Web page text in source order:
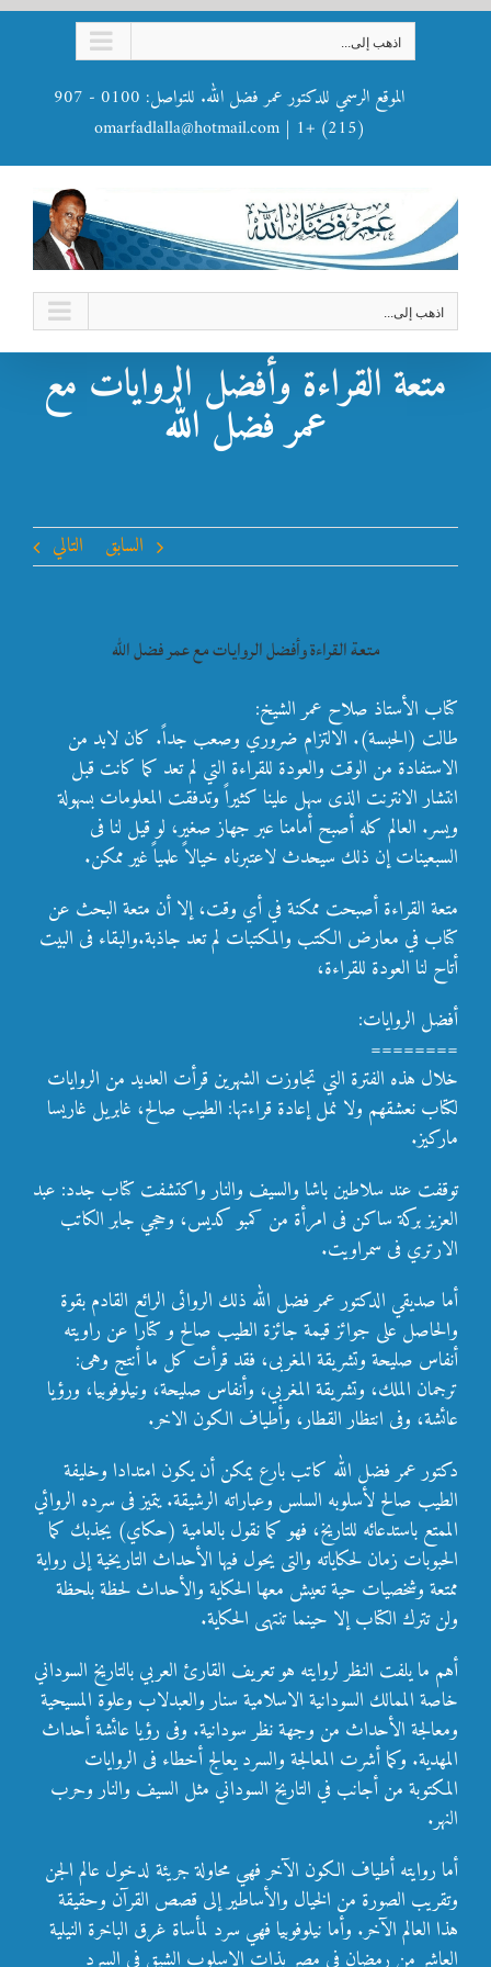
اذهب إلى...
الموقع الرسمي للدكتور عمر فضل الله. للتواصل: 0100 - 907
(215) +1
|
omarfadlalla@hotmail.com
اذهب إلى...
متعة القراءة وأفضل الروايات مع
عمر فضل الله
السابق التالي
متعة القراءة وأفضل الروايات مع عمر فضل الله
كتاب الأستاذ صلاح عمر الشيخ:
طالت (الحبسة). الالتزام ضروري وصعب جداً. كان لابد من
الاستفادة من الوقت والعودة للقراءة التي لم تعد كما كانت قبل
انتشار الانترنت الذى سهل علينا كثيراً وتدفقت المعلومات بسهولة
ويسر. العالم كله أصبح أمامنا عبر جهاز صغير، لو قيل لنا فى
السبعينات إن ذلك سيحدث لاعتبرناه خيالاً علمياً غير ممكن.
متعة القراءة أصبحت ممكنة في أي وقت، إلا أن متعة البحث عن
كتاب في معارض الكتب والمكتبات لم تعد جاذبة.والبقاء فى البيت
أتاح لنا العودة للقراءة،
أفضل الروايات:
========
خلال هذه الفترة التي تجاوزت الشهرين قرأت العديد من الروايات
لكتاب نعشقهم ولا نمل إعادة قراءتها: الطيب صالح، غابريل غاريسا
ماركيز.
توقفت عند سلاطين باشا والسيف والنار واكتشفت كتاب جدد: عبد
العزيز بركة ساكن فى امرأة من كمبو كديس، وحجي جابر الكاتب
الارتري فى سمراويت.
أما صديقي الدكتور عمر فضل الله ذلك الروائى الرائع القادم بقوة
والحاصل على جوائز قيمة جائزة الطيب صالح و كتارا عن راويته
أنفاس صليحة وتشريقة المغربى، فقد قرأت كل ما أنتج وهى:
ترجمان الملك، وتشريقة المغربي، وأنفاس صليحة، ونيلوفوبيا، ورؤيا
عائشة، وفى انتظار القطار، وأطياف الكون الاخر.
دكتور عمر فضل الله كاتب بارع يمكن أن يكون امتدادا وخليفة
الطيب صالح لأسلوبه السلس وعباراته الرشيقة. يتميز فى سرده الروائي
الممتع باستدعائه للتاريخ، فهو كما نقول بالعامية (حكاي) يجذبك كما
الحبوبات زمان لحكاياته والتى يحول فيها الأحداث التاريخية إلى رواية
ممتعة وشخصيات حية تعيش معها الحكاية والأحداث لحظة بلحظة
ولن تترك الكتاب إلا حينما تنتهى الحكاية.
أهم ما يلفت النظر لروايته هو تعريف القارئ العربي بالتاريخ السوداني
خاصة الممالك السودانية الاسلامية سنار والعبدلاب وعلوة المسيحية
ومعالجة الأحداث من وجهة نظر سودانية. وفى رؤيا عائشة أحداث
المهدية. وكما أشرت المعالجة والسرد يعالج أخطاء فى الروايات
المكتوبة من أجانب في التاريخ السوداني مثل السيف والنار وحرب
النهر.
أما روايته أطياف الكون الآخر فهي محاولة جريئة لدخول عالم الجن
وتقريب الصورة من الخيال والأساطير إلى قصص القرآن وحقيقة
هذا العالم الآخر. وأما نيلوفوبيا فهي سرد لمأساة غرق الباخرة النيلية
العاشر من رمضان في مصر بذات الاسلوب الشيق فى السرد